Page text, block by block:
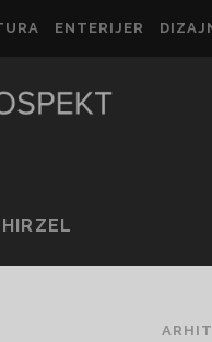
ENTERIJER